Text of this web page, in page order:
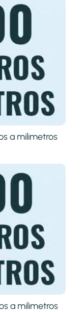
a milimetros
a milimetros